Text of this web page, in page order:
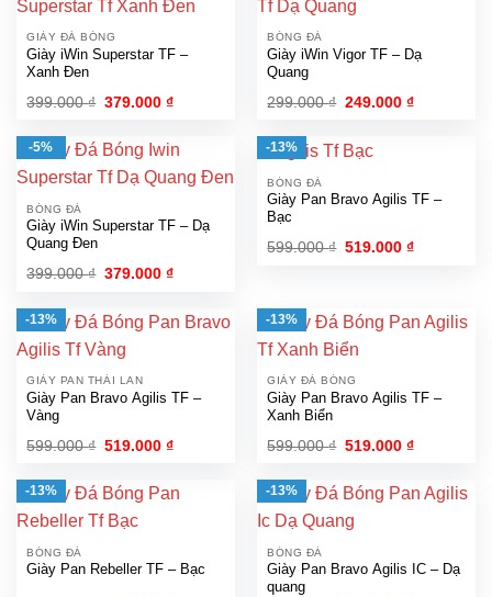
GIÀY ĐÁ BÓNG
Giày iWin Superstar TF –
Xanh Đen
399.000₫ Giá
399.000 ₫.
379.000₫Giá
là:
379.000 ₫.
BÓNG ĐÁ
Giày iWin Vigor TF – Dạ
Quang
299.000₫ Giá
299.000 ₫.
249.000₫Giá
-5%
BÓNG ĐÁ
Giày iWin Superstar TF – Dạ
Quang Đen
399.000₫ Giá
399.000 ₫.
379.000₫Giá
là:
379.000 ₫.
-13%
BÓNG ĐÁ
Giày Pan Bravo Agilis TF –
Bạc
599.000₫ Giá
519.000₫Giá
-13%
GIÀY PAN THÁI LAN
Giày Pan Bravo Agilis TF –
Vàng
599.000₫ Giá
599.000 ₫.
519.000₫Giá
là:
519.000 ₫.
-13%
GIÀY ĐÁ BÓNG
Giày Pan Bravo Agilis TF –
Xanh Biển
599.000₫ Giá
599.000 ₫.
519.000₫Giá
là:
519.000 ₫.
-13%
BÓNG ĐÁ
Giày Pan Rebeller TF – Bạc
-13%
BÓNG ĐÁ
Giày Pan Bravo Agilis IC – Dạ
quang